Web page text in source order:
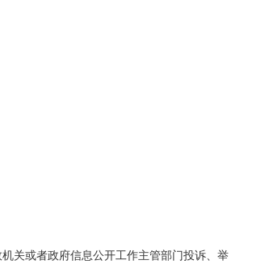
关或者政府信息公开工作主管部门投诉、举